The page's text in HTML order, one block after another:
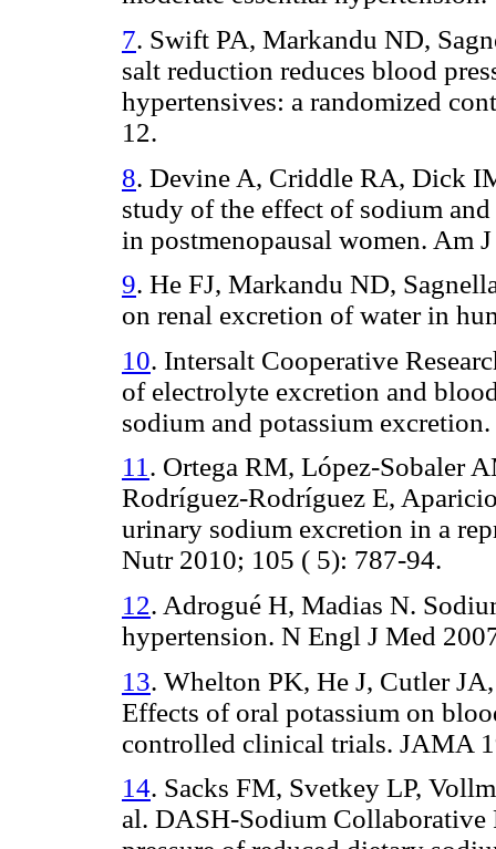
7. Swift PA, Markandu ND,
salt reduction reduces blood
hypertensives: a randomized
12.
8. Devine A, Criddle RA, Dick
study of the effect of sodium
in postmenopausal women. Am
9. He FJ, Markandu ND,
on renal excretion of water in
10. Intersalt Cooperative
of electrolyte excretion and
sodium and potassium
11. Ortega RM, López-Sobaler
Rodríguez-Rodríguez E,
urinary sodium excretion in a
Nutr 2010; 105 ( 5): 787-94.
12. Adrogué H, Madias N.
hypertension. N Engl J Med
13. Whelton PK, He J, Cutler
Effects of oral potassium on
controlled clinical trials. JAMA
14. Sacks FM, Svetkey LP,
al. DASH-Sodium Collaborative